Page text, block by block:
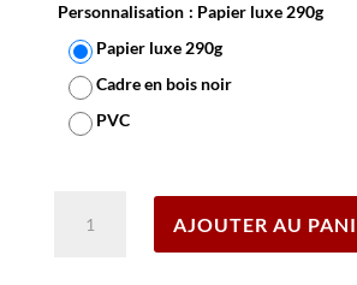
Personnalisation : Papier luxe 290g
Papier luxe 290g
Cadre en bois noir
PVC
AJOUTER AU